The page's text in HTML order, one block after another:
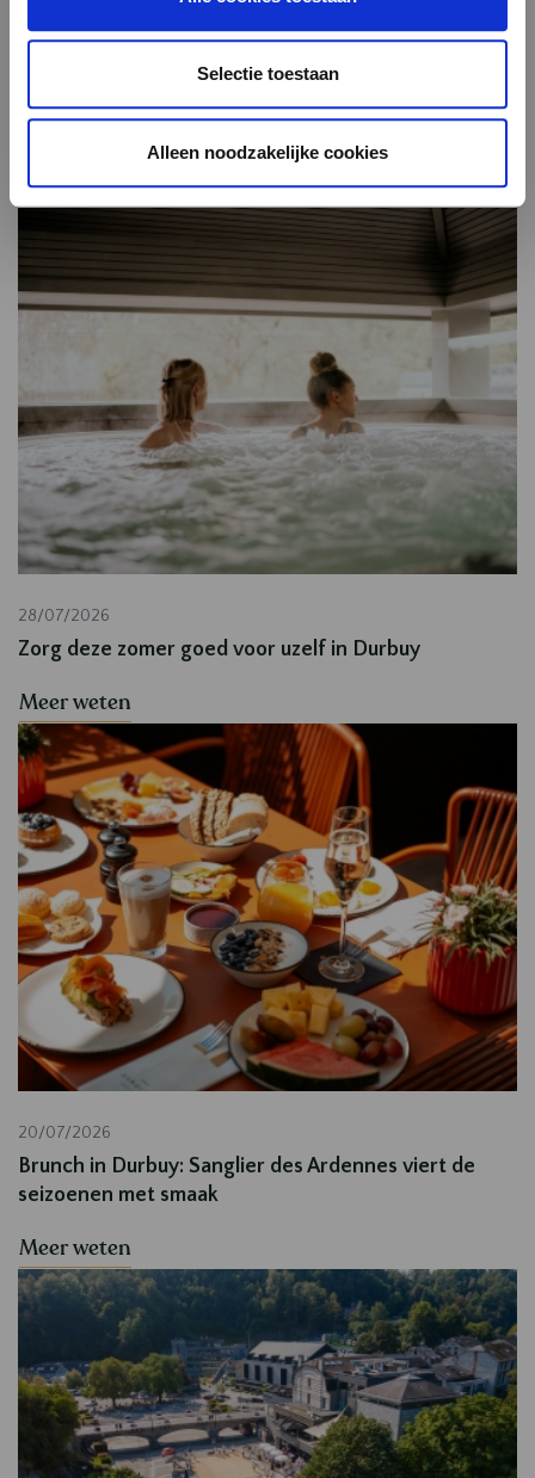
Selectie toestaan
Alleen noodzakelijke cookies
Laatste nieuws
28/07/2026
Zorg deze zomer goed voor uzelf in Durbuy
Meer weten
20/07/2026
Brunch in Durbuy: Sanglier des Ardennes viert de
seizoenen met smaak
Meer weten